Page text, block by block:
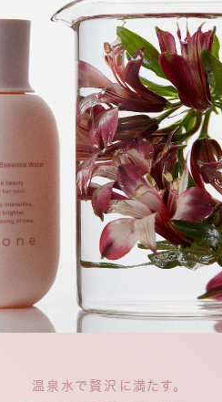
温泉水で贅沢に満たす。